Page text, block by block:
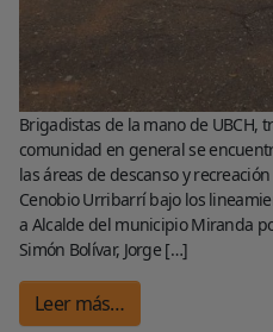
Brigadistas de la mano de UBCH,
comunidad en general se
las áreas de descanso y
Cenobio Urribarrí bajo los
a Alcalde del municipio Miranda
Simón Bolívar, Jorge […]
Leer más…